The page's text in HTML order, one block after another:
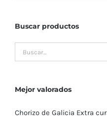
Buscar productos
Mejor valorados
Chorizo de Galicia Extra